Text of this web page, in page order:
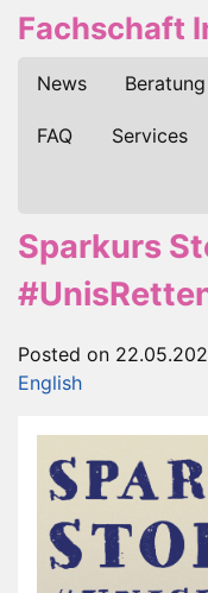
Fachschaft
News Beratung
FAQ Services
Sparkurs
Posted on
English